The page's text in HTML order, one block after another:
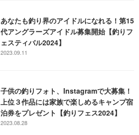
あなたも釣り界のアイドルになれる！第15
代アングラーズアイドル募集開始【釣りフ
ェスティバル2024】
2023.09.11
子供の釣りフォト、Instagramで大募集！
上位３作品には家族で楽しめるキャンプ宿
泊券をプレゼント【釣りフェス2024】
2023.08.28